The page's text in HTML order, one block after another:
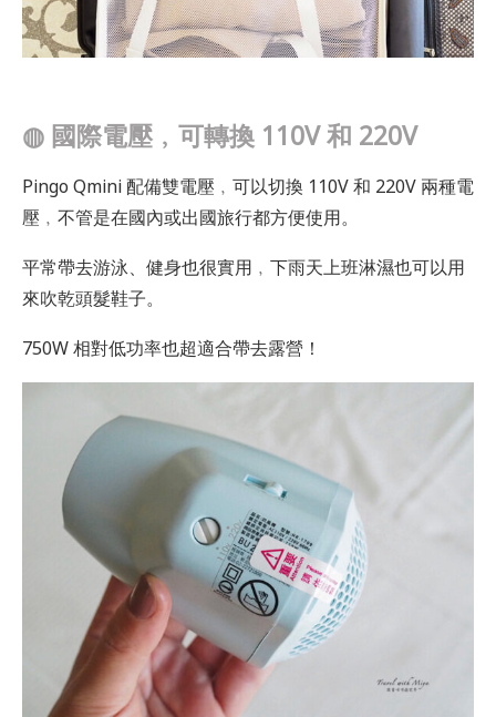
◍ 國際電壓﹐可轉換 110V 和 220V
Pingo Qmini 配備雙電壓﹐可以切換 110V 和 220V 兩種電
壓﹐不管是在國內或出國旅行都方便使用。
平常帶去游泳、健身也很實用﹐下雨天上班淋濕也可以用
來吹乾頭髮鞋子。
750W 相對低功率也超適合帶去露營！